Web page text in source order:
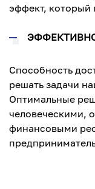
эффект, который
Способность
решать задачи
Оптимальные
человеческими,
финансовыми